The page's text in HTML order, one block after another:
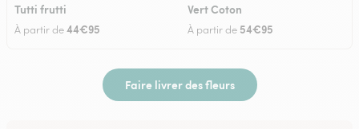
Tutti frutti
À partir de44€95
Vert Coton
À partir de 54€95
Faire livrer des fleurs